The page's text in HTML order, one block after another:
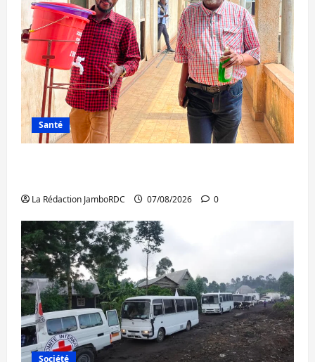
Santé
La Rédaction JamboRDC 07/08/2026 0
Société